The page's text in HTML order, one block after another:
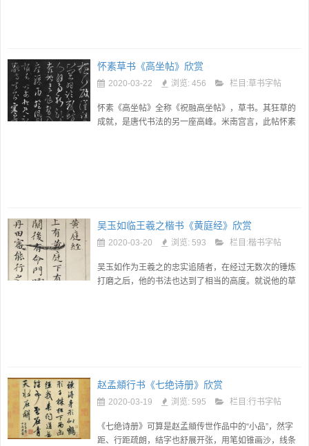
怀素草书《高坐帖》欣赏
2020-03-22 浏览: 456 栏目:草书字帖
怀素《高坐帖》全称《祝融高坐帖》，草书。其狂草的
成就，是唐代书法的另一座高峰。米南宫言，此帖怀素
吴玉如临王羲之楷书《黄庭经》欣赏
2020-03-20 浏览: 593 栏目:楷书字帖
吴玉如作为王羲之的忠实追随者，在经过无数次的锤炼
打磨之后，他的书法也达到了相当的高度。就说他的草
赵孟頫行书《七绝诗册》欣赏
2020-03-19 浏览: 595 栏目:行书字帖
《七绝诗册》可算是赵孟頫传世作品中的“小品”，然字
距、行距疏朗，结字也舒展开张，用笔如锥画沙，线条